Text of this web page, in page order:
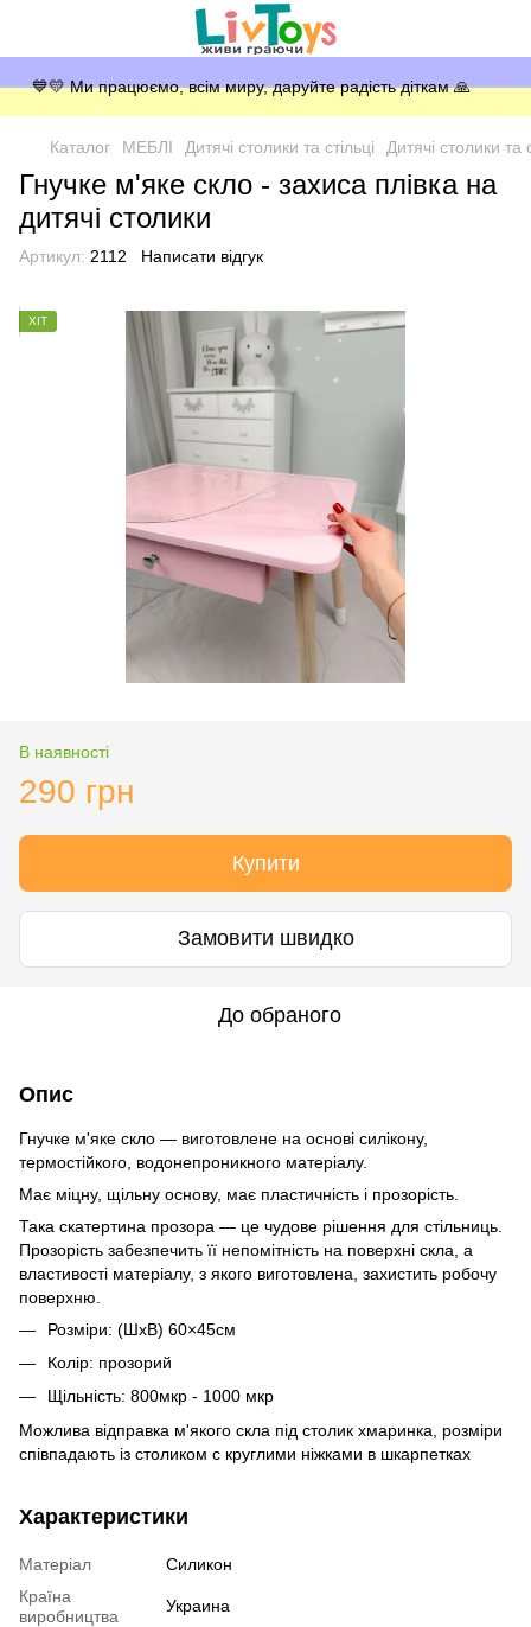
💙💛 Ми працюємо, всім миру, даруйте радість діткам 🙏
Каталог МЕБЛІ Дитячі столики та стільці Дитячі столики та
Гнучке м'яке скло - захиса плівка на
дитячі столики
Артикул: 2112 Написати відгук
ХІТ
В наявності
290 грн
Купити
Замовити швидко
До обраного
Опис
Гнучке м'яке скло — виготовлене на основі силікону,
термостійкого, водонепроникного матеріалу.
Має міцну, щільну основу, має пластичність і прозорість.
Така скатертина прозора — це чудове рішення для стільниць.
Прозорість забезпечить її непомітність на поверхні скла, а
властивості матеріалу, з якого виготовлена, захистить робочу
поверхню.
Розміри: (ШхВ) 60×45см
Колір: прозорий
Щільність: 800мкр - 1000 мкр
Можлива відправка м'якого скла під столик хмаринка, розміри
співпадають із столиком с круглими ніжками в шкарпетках
Характеристики
Матеріал
Силикон
Країна
виробництва
Украина